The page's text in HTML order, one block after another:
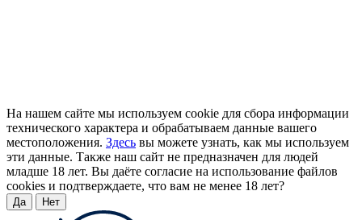
На нашем сайте мы используем cookie для сбора информации
технического характера и обрабатываем данные вашего
местоположения. Здесь вы можете узнать, как мы используем
эти данные. Также наш сайт не предназначен для людей
младше 18 лет. Вы даёте согласие на использование файлов
cookies и подтверждаете, что вам не менее 18 лет?
Да Нет